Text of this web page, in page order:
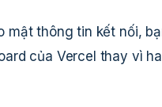
mật thông tin kết nối,
của Vercel thay vì